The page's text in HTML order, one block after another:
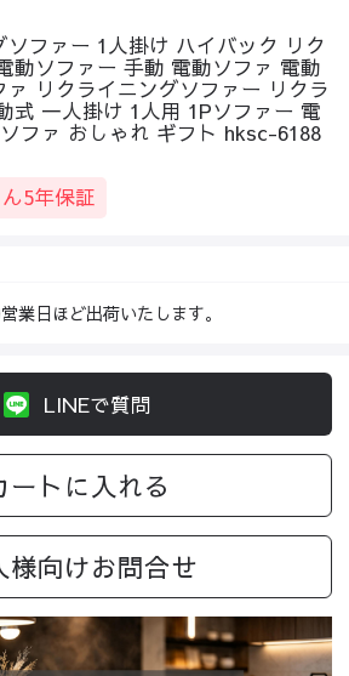
ファー 1人掛け ハイバック リク
動ソファー 手動 電動ソファ 電動
ァ リクライニングソファー リクラ
式 一人掛け 1人用 1Pソファー 電
ファ おしゃれ ギフト hksc-6188
5年保証
業日ほど出荷いたします。
LINEで質問
ートに入れる
様向けお問合せ